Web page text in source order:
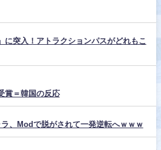
に突入！アトラクションパスがどれもこ
賞＝韓国の反応
、Modで脱がされて一発逆転へｗｗｗ